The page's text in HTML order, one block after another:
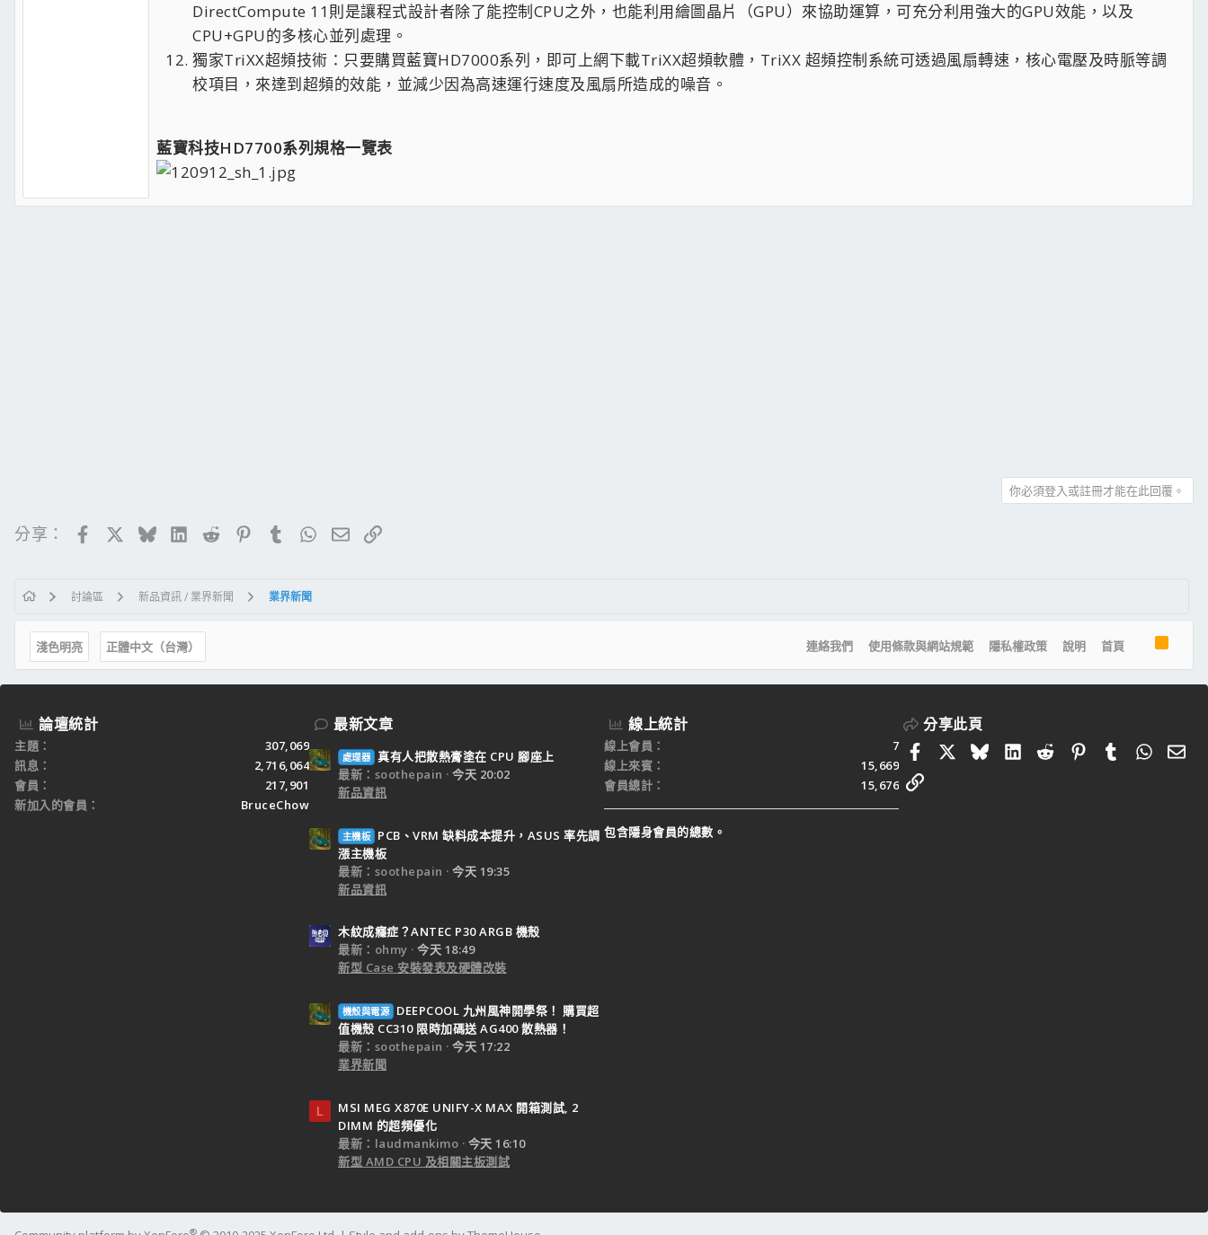
DirectCompute 11則是讓程式設計者除了能控制CPU之外，也能利用繪圖晶片（GPU）來協助運算，可充分利用強大的GPU效能，以及
CPU+GPU的多核心並列處理。
獨家TriXX超頻技術：只要購買藍寶HD7000系列，即可上網下載TriXX超頻軟體，TriXX 超頻控制系統可透過風扇轉速，核心電壓及時脈等調
校項目，來達到超頻的效能，並減少因為高速運行速度及風扇所造成的噪音。
藍寶科技HD7700系列規格一覽表
你必須登入或註冊才能在此回覆。
分享： FacebookBlueskyLinkedIn
RedditPinterestTumblrWhatsApp
電子郵件
連結
討論區 新品資訊 / 業界新聞 業界新聞
淺色明亮 正體中文（台灣） 連絡我們 使用條款與網站規範 隱私權政策 說明 首頁
R
S
論壇統計
主題
307,069
訊息
2,716,064
會員
217,901
新加入的會員
BruceChow
最新文章
處理器 真有人把散熱膏塗在 CPU 腳座上
最新：soothepain
今天 20:02
新品資訊
主機板
PCB、VRM 缺料成本提升，ASUS 率先調
漲主機板
最新：soothepain
今天 19:35
新品資訊
木紋成癮症？ANTEC P30 ARGB 機殼
最新：ohmy
今天 18:49
新型 Case 安裝發表及硬體改裝
機殼與電源
DEEPCOOL 九州風神開學祭！ 購買超
值機殼 CC310 限時加碼送 AG400 散熱器！
最新：soothepain
今天 17:22
業界新聞
L
MSI MEG X870E UNIFY-X MAX 開箱測試, 2
DIMM 的超頻優化
最新：laudmankimo
今天 16:10
新型 AMD CPU 及相關主板測試
線上統計
線上會員
7
線上來賓
15,669
會員總計
15,676
包含隱身會員的總數。
分享此頁
FacebookBlueskyLinkedIn
RedditPinterestTumblr 電
連結
®